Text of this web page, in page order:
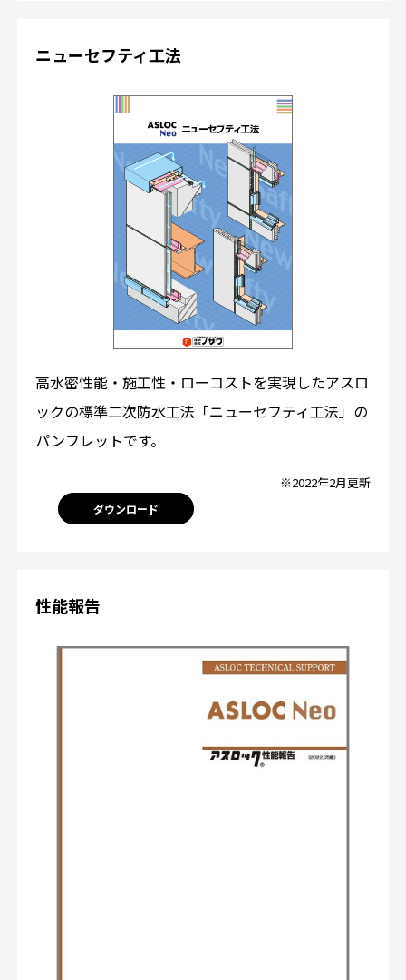
ニューセフティ工法
高水密性能・施工性・ローコストを実現したアスロ
ックの標準二次防水工法「ニューセフティ工法」の
パンフレットです。
※2022年2月更新
ダウンロード
性能報告